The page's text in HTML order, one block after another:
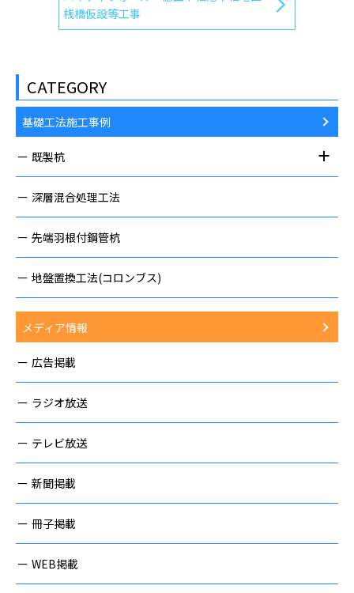
桟橋仮設等工事
CATEGORY
基礎工法施工事例
既製杭
深層混合処理工法
先端羽根付鋼管杭
地盤置換工法(コロンブス)
メディア情報
広告掲載
ラジオ放送
テレビ放送
新聞掲載
冊子掲載
WEB掲載